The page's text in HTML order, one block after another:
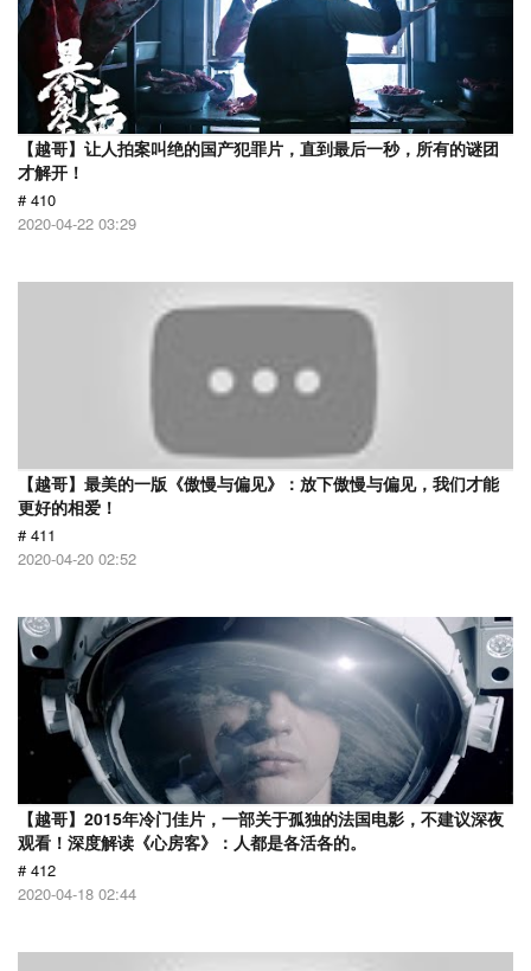
【越哥】让人拍案叫绝的国产犯罪片，直到最后一秒，所有的谜团
才解开！
# 410
2020-04-22 03:29
【越哥】最美的一版《傲慢与偏见》：放下傲慢与偏见，我们才能
更好的相爱！
# 411
2020-04-20 02:52
【越哥】2015年冷门佳片，一部关于孤独的法国电影，不建议深夜
观看！深度解读《心房客》：人都是各活各的。
# 412
2020-04-18 02:44